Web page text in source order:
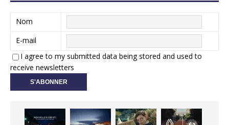
Nom
E-mail
I agree to my submitted data being stored and used to
receive newsletters